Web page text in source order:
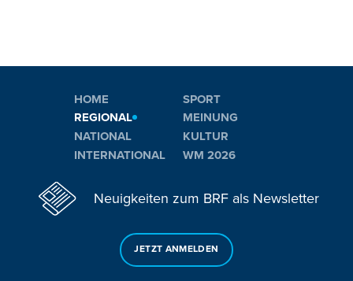
HOME
REGIONAL
NATIONAL
INTERNATIONAL
SPORT
MEINUNG
KULTUR
WM 2026
Neuigkeiten zum BRF als Newsletter
JETZT ANMELDEN